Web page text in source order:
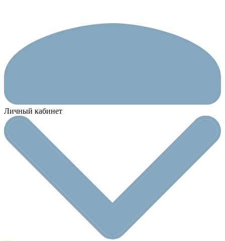
Личный кабинет